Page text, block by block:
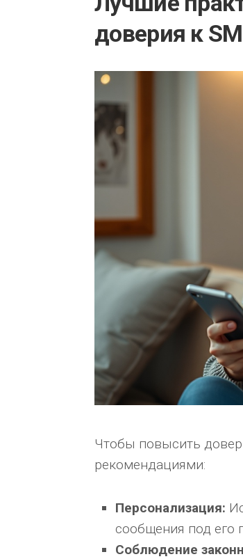
доверия к
Чтобы повысить
рекомендациями:
Персонализация:
сообщения под его
Соблюдение